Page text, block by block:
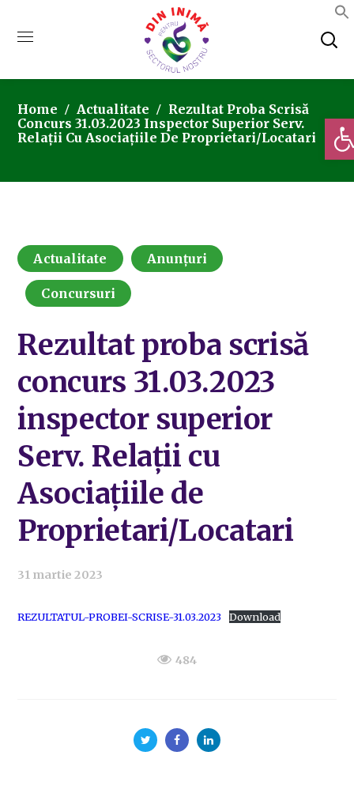
Home Actualitate
Rezultat Proba Scrisă
Concurs 31.03.2023 Inspector Superior Serv.
Relații Cu Asociațiile De Proprietari/Locatari
Actualitate Anunțuri
Concursuri
Rezultat proba scrisă
concurs 31.03.2023
inspector superior
Serv. Relații cu
Asociațiile de
Proprietari/Locatari
31 martie 2023
REZULTATUL-PROBEI-SCRISE-31.03.2023 Download
484